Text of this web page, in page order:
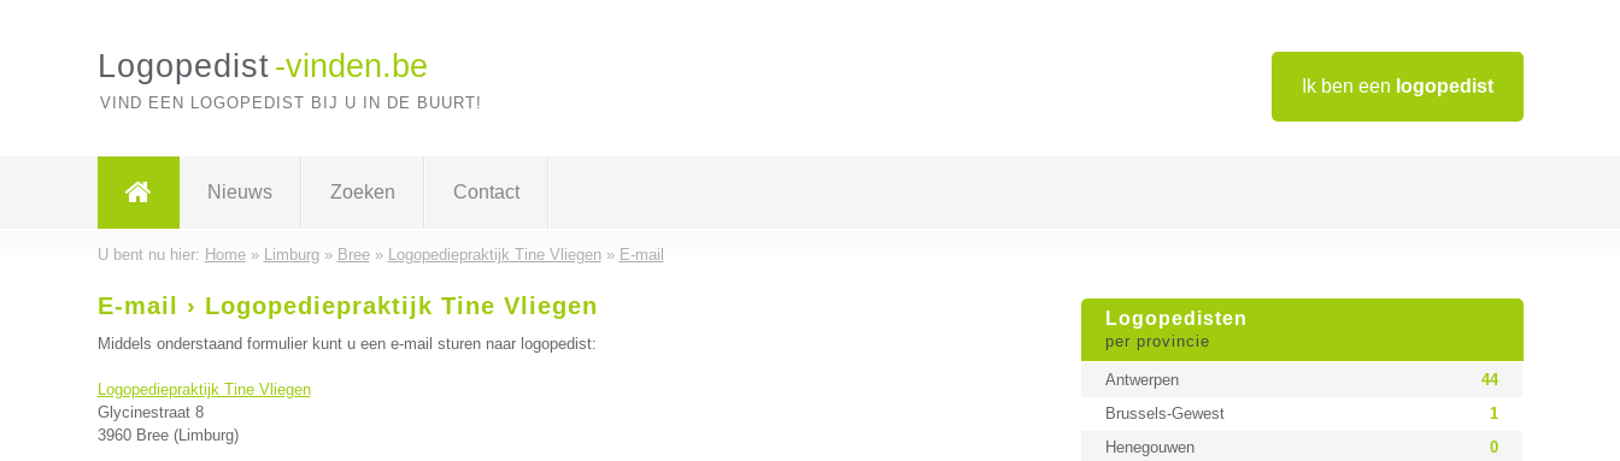
Ik ben een logopedist
Logopedist -vinden.be
VIND EEN LOGOPEDIST BIJ U IN DE BUURT!
Nieuws Zoeken Contact
U bent nu hier: Home» Limburg» Bree» Logopediepraktijk Tine Vliegen» E-mail
Logopedisten
per provincie
Antwerpen
44
Brussels-Gewest
1
Henegouwen
0
E-mail › Logopediepraktijk Tine Vliegen
Middels onderstaand formulier kunt u een e-mail sturen naar logopedist:
Logopediepraktijk Tine Vliegen
Glycinestraat 8
3960 Bree (Limburg)